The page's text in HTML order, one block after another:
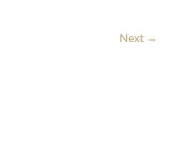
Next →